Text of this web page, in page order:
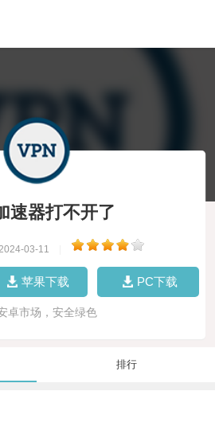
速器打不开了
03-11
苹果下载 PC下载
卓市场，安全绿色
排行